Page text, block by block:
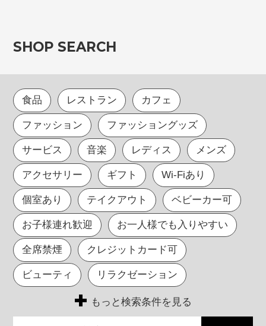
SHOP SEARCH
食品 レストラン カフェ
ファッション ファッショングッズ
サービス 音楽 レディス メンズ
アクセサリー ギフト Wi-Fiあり
個室あり テイクアウト ベビーカー可
お子様連れ歓迎 お一人様でも入りやすい
全席禁煙 クレジットカード可
ビューティ リラクゼーション
もっと検索条件を見る